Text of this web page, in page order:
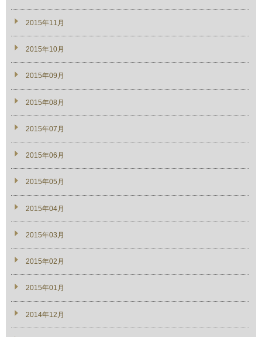
2015年11月
2015年10月
2015年09月
2015年08月
2015年07月
2015年06月
2015年05月
2015年04月
2015年03月
2015年02月
2015年01月
2014年12月